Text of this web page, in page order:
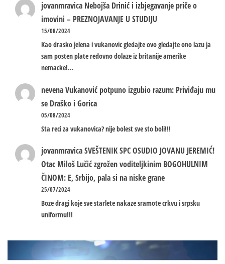
jovanmravica Nebojša Drinić i izbjegavanje priče o
imovini – PREZNOJAVANJE U STUDIJU
15/08/2024
Kao drasko jelena i vukanovic gledajte ovo gledajte ono lazu ja
sam posten plate redovno dolaze iz britanije amerike
nemacke!…
nevenaVukanović potpuno izgubio razum: Priviđaju mu
se Draško i Gorica
05/08/2024
Sta reci za vukanovica? nije bolest sve sto boli!!!
jovanmravicaSVEŠTENIK SPC OSUDIO JOVANU JEREMIĆ!
Otac Miloš Lučić zgrožen voditeljkinim BOGOHULNIM
ČINOM: E, Srbijo, pala si na niske grane
25/07/2024
Boze dragi koje sve starlete nakaze sramote crkvu i srpsku
uniformu!!!